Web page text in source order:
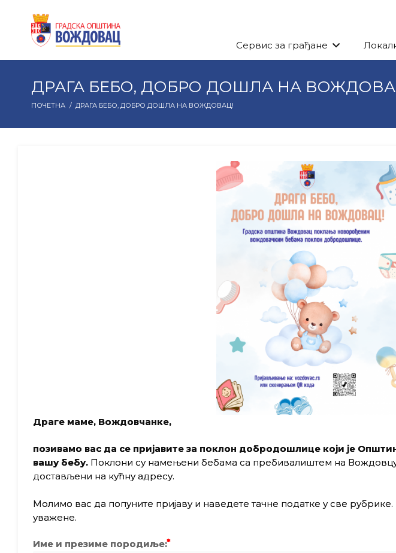
Сервис за грађане
ДРАГА БЕБО, ДОБРО ДОШЛА НА
ПОЧЕТНА / ДРАГА БЕБО, ДОБРО ДОШЛА НА ВОЖДОВАЦ!
Драге маме, Вождовчанке,
позивамо вас да се пријавите за поклон добродошлице који је
вашу бебу. Поклони су намењени бебама са пребивалиштем на
достављени на кућну адресу.
Молимо вас да попуните пријаву и наведете тачне податке у све
уважене.
Име и презиме породиље: